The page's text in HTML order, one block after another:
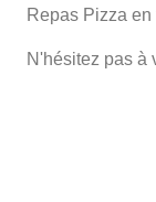
Repas Pizza
N'hésitez pas à